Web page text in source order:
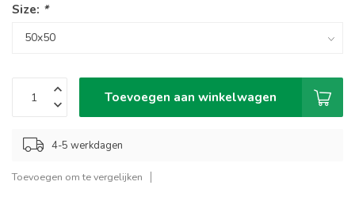
Size: *
Toevoegen aan winkelwagen
4-5 werkdagen
Toevoegen om te vergelijken